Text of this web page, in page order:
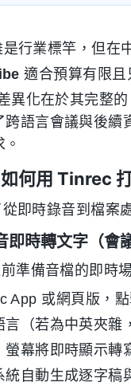
是行業標竿，但在
適合預算有限且
異化在於其完整
跨語言會議與後續
何用 Tinrec
即時錄音到檔案
即時轉文字（會
準備音檔的即時
App 或網頁版，
言（若為中英夾雜
螢幕將即時顯示轉
統自動生成逐字稿